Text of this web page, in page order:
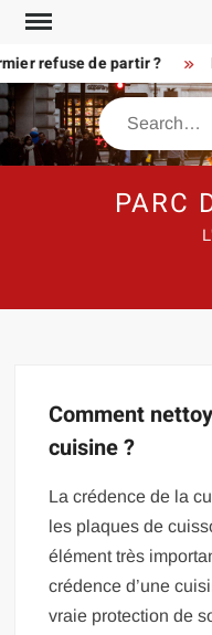
Skip
contentrefuse de partir ?
Search
PARC
Comment
cuisine ?
La crédence de la
les plaques de
élément très
crédence d’une
vraie protection de